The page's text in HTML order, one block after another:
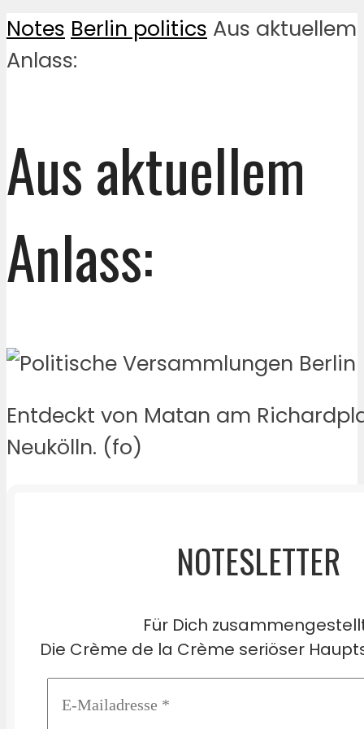
Notes Berlin politics Aus aktuellem
Anlass:
Aus aktuellem
Anlass:
Entdeckt von Matan am
Neukölln. (fo)
NOTESLETTER
Für Dich
Die Crème de la Crème seriöser